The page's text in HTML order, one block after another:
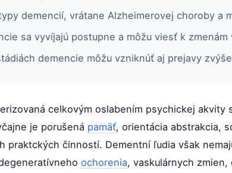
demencií, vrátane Alzheimerovej choroby a
sa vyvíjajú postupne a môžu viesť k
demencie môžu vzniknúť aj prejavy
celkovým oslabením psychickej
je porušená pamäť, orientácia abstrakcia,
praktckých činností. Dementní ľudia však
ochorenia, vaskulárnych